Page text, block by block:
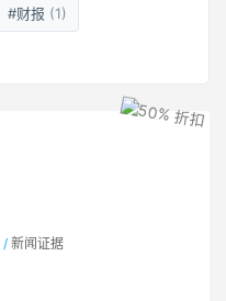
#财报 (1)
/ 新闻证据